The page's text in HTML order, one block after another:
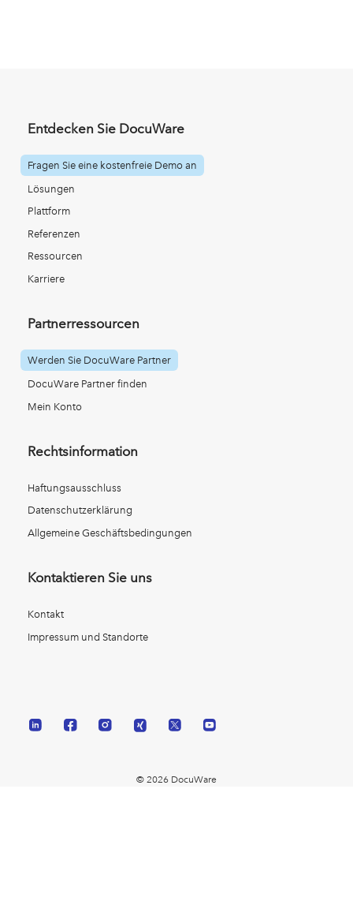
Entdecken Sie DocuWare
Fragen Sie eine kostenfreie Demo an
Lösungen
Plattform
Referenzen
Ressourcen
Karriere
Partnerressourcen
Werden Sie DocuWare Partner
DocuWare Partner finden
Mein Konto
Rechtsinformation
Haftungsausschluss
Datenschutzerklärung
Allgemeine Geschäftsbedingungen
Kontaktieren Sie uns
Kontakt
Impressum und Standorte
© 2026 DocuWare